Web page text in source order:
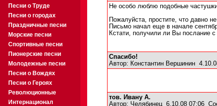
Песни о Труде
Песни о городах
Праздничные песни
Морские песни
Спортивные песни
Пионерские песни
Молодежные песни
Песни о Вождях
Песни о Героях
Революционные
Интернационал
Не особо люблю подобные
Пожалуйста, простите, что давно
Письмо начал еще в начале
Кстати, получили ли Вы послание
Спасибо!
Автор: Константин Вершинин
тов. Ивану А.
Автор: Челябинец6.10.08 07:06